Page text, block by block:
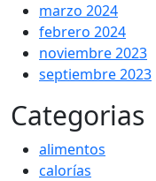
marzo 2024
febrero 2024
noviembre 2023
septiembre 2023
Categorias
alimentos
calorías